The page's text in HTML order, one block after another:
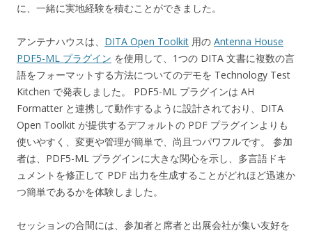
に、一緒に実地経験を積むことができました。
アンテナハウスは、 DITA Open Toolkit 用の Antenna House
PDF5-ML プラグイン を使用して、1つの DITA 文書に複数の言
語をフォーマットする方法についてのデモを Technology Test
Kitchen で発表しました。 PDF5-ML プラグインは AH
Formatter と連携して動作するように設計されており、DITA
Open Toolkit が提供するデフォルトの PDF プラグインよりも
使いやすく、変更や管理が簡単で、尚且つパワフルです。 参加
者は、PDF5-ML プラグインに大きな関心を示し、多言語ドキ
ュメントを修正して PDF 出力を生成することがどれほど迅速か
つ簡単であるかを体験しました。
セッションの合間には、参加者と席者と出展会社が集い友好を